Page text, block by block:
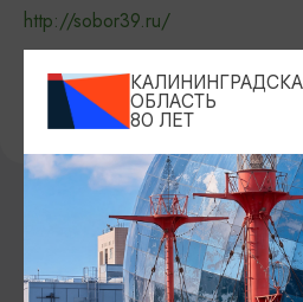
http://sobor39.ru/
ВКОНТАКТЕ
https://vk.com/sobor39
ВОЗМОЖНО ВАС
ОБЛАСТЬ
80 ЛЕТ